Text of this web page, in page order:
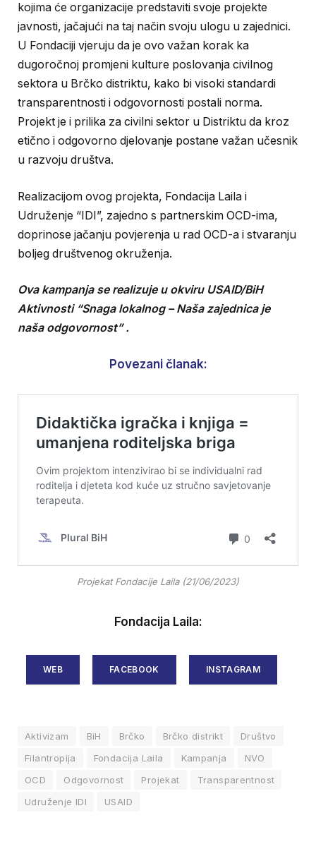
kojima će organizacije predstaviti svoje projekte
javnosti, jačajući na taj način svoju ulogu u zajednici.
U Fondaciji vjeruju da je ovo važan korak ka
dugoročnoj promjeni kulture poslovanja civilnog
sektora u Brčko distriktu, kako bi visoki standardi
transparentnosti i odgovornosti postali norma.
Projekt je i prilika za civilni sektor u Distriktu da kroz
etično i odgovorno djelovanje postane važan učesnik
u razvoju društva.
Realizacijom ovog projekta, Fondacija Laila i
Udruženje “IDI”, zajedno s partnerskim OCD-ima,
doprinose jačanju povjerenja u rad OCD-a i stvaranju
boljeg društvenog okruženja.
Ova kampanja se realizuje u okviru USAID/BiH
Aktivnosti “Snaga lokalnog – Naša zajednica je
naša odgovornost” .
Povezani članak:
Projekat Fondacije Laila (21/06/2023)
Fondacija Laila:
WEB FACEBOOK INSTAGRAM
Aktivizam BiH Brčko Brčko distrikt
Društvo
Filantropija
Fondacija Laila Kampanja
NVO
OCD
Odgovornost Projekat
Transparentnost
Udruženje IDI
USAID